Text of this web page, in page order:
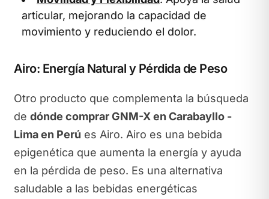
articular, mejorando la capacidad de
movimiento y reduciendo el dolor.
Airo: Energía Natural y Pérdida de Peso
Otro producto que complementa la búsqueda
de dónde comprar GNM-X en Carabayllo -
Lima en Perú es Airo. Airo es una bebida
epigenética que aumenta la energía y ayuda
en la pérdida de peso. Es una alternativa
saludable a las bebidas energéticas